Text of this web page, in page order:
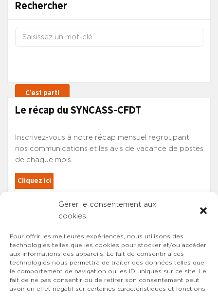
Gérer le consentement aux
cookies
Pour offrir les meilleures expériences, nous utilisons des
technologies telles que les cookies pour stocker et/ou accéder
aux informations des appareils. Le fait de consentir à ces
technologies nous permettra de traiter des données telles que
le comportement de navigation ou les ID uniques sur ce site. Le
fait de ne pas consentir ou de retirer son consentement peut
avoir un effet négatif sur certaines caractéristiques et fonctions.
Rechercher
Le récap du SYNCASS-CFDT
Inscrivez-vous à notre récap mensuel regroupant
nos communications et les avis de vacance de postes
de chaque mois.
Cliquez ici
Les adhérents du SYNCASS-CFDT
sont automatiquement inscrits.